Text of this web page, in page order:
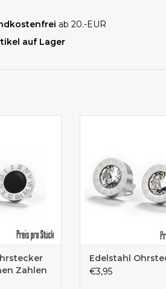
ab 20.-EUR
auf Lager
Zahlen
Edelstahl
€3,95